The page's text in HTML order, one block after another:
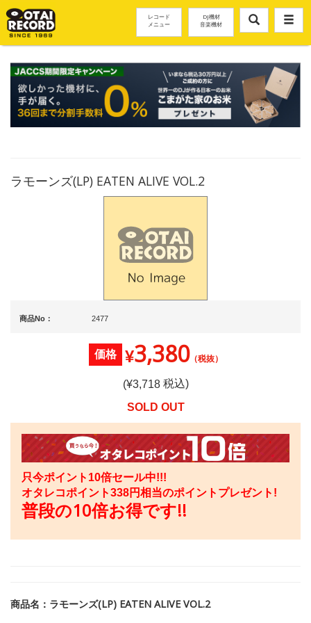
レコード
メニュー
DJ機材
音楽機材
ラモーンズ(LP) EATEN ALIVE VOL.2
商品No： 2477
価格 ¥3,380（税抜）
(¥3,718税込)
SOLD OUT
只今ポイント10倍セール中!!!
オタレコポイント338円相当のポイントプレゼント!
普段の10倍お得です!!
商品名：ラモーンズ(LP) EATEN ALIVE VOL.2